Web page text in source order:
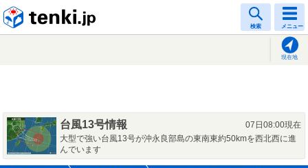
検索 メニュー
現在地
台風13号情報
07日08:00現在
大型で強い台風13号が沖永良部島の東南東約50kmを西北西に進
んでいます